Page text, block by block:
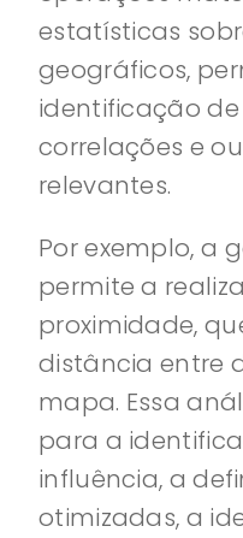
estatísticas
geográficos,
identificação de
correlações e
relevantes.
Por exemplo, a
permite a
proximidade,
distância entre
mapa. Essa
para a
influência, a
otimizadas, a